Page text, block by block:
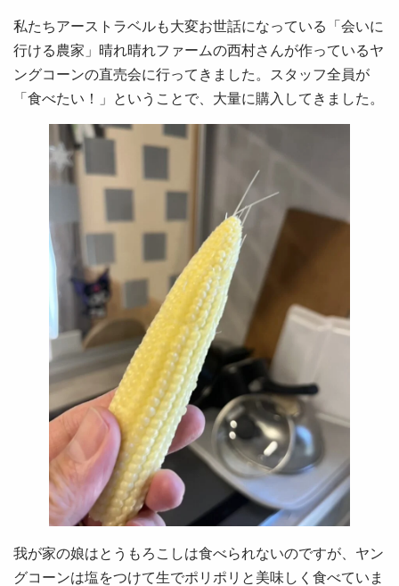
私たちアーストラベルも大変お世話になっている「会いに
行ける農家」晴れ晴れファームの西村さんが作っているヤ
ングコーンの直売会に行ってきました。スタッフ全員が
「食べたい！」ということで、大量に購入してきました。
我が家の娘はとうもろこしは食べられないのですが、ヤン
グコーンは塩をつけて生でポリポリと美味しく食べていま